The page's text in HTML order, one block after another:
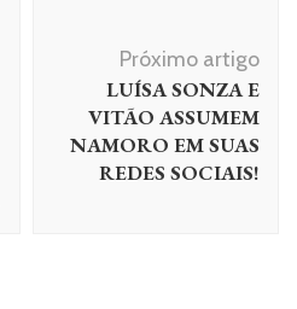
Próximo artigo
LUÍSA SONZA E
VITÃO ASSUMEM
NAMORO EM SUAS
REDES SOCIAIS!